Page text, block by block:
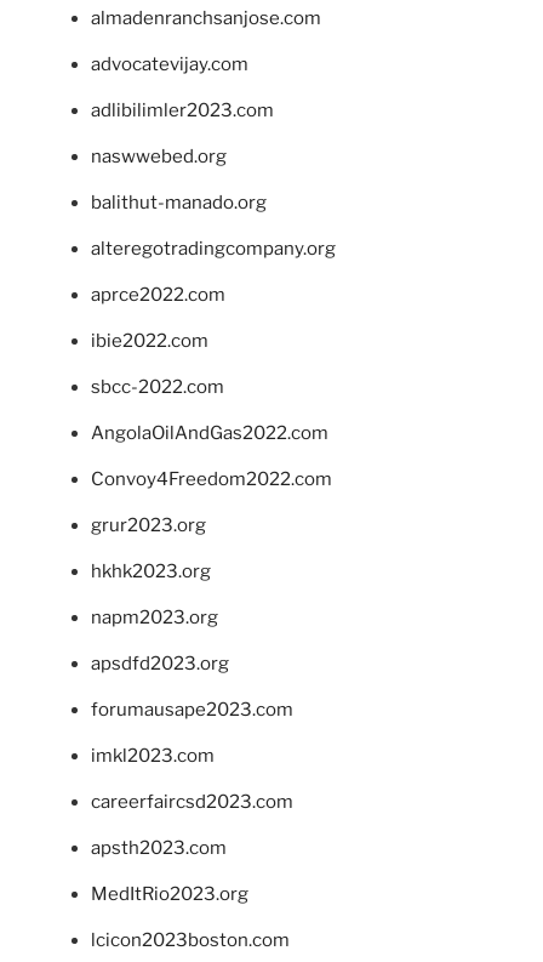
almadenranchsanjose.com
advocatevijay.com
adlibilimler2023.com
naswwebed.org
balithut-manado.org
alteregotradingcompany.org
aprce2022.com
ibie2022.com
sbcc-2022.com
AngolaOilAndGas2022.com
Convoy4Freedom2022.com
grur2023.org
hkhk2023.org
napm2023.org
apsdfd2023.org
forumausape2023.com
imkl2023.com
careerfaircsd2023.com
apsth2023.com
MedItRio2023.org
lcicon2023boston.com